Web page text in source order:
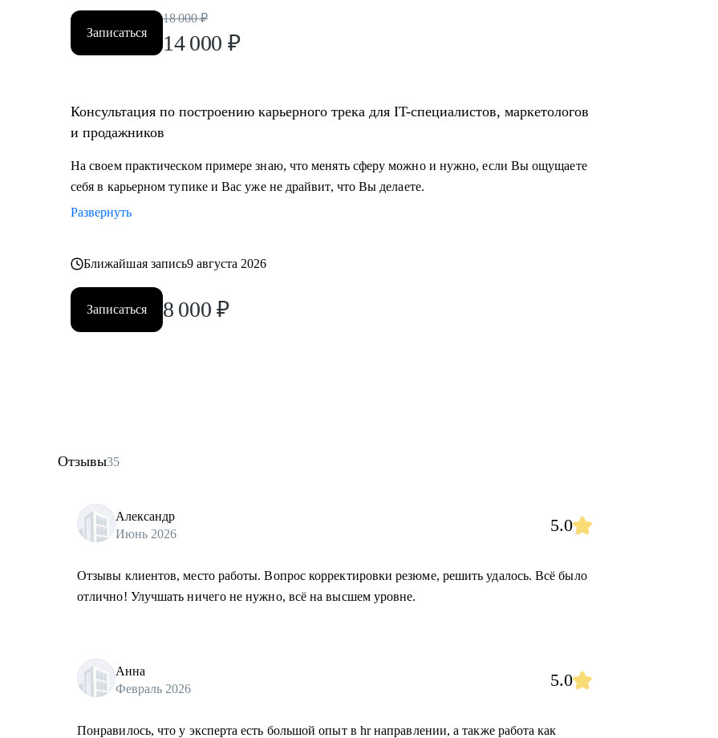
Записаться
18 000 ₽
14 000 ₽
Консультация по построению карьерного трека для IT-специалистов, маркетологов
и продажников
На своем практическом примере знаю, что менять сферу можно и нужно, если Вы ощущаете
себя в карьерном тупике и Вас уже не драйвит, что Вы делаете.
Развернуть
Ближайшая запись9 августа 2026
Записаться 8 000 ₽
Отзывы35
Александр
Июнь 2026
5.0
Отзывы клиентов, место работы. Вопрос корректировки резюме, решить удалось. Всё было
отлично! Улучшать ничего не нужно, всё на высшем уровне.
Анна
Февраль 2026
5.0
Понравилось, что у эксперта есть большой опыт в hr направлении, а также работа как